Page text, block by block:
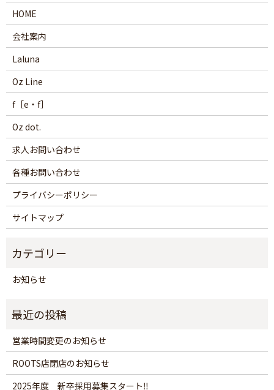
HOME
会社案内
Laluna
Oz Line
f［e・f］
Oz dot.
求人お問い合わせ
各種お問い合わせ
プライバシーポリシー
サイトマップ
お知らせ
営業時間変更のお知らせ
ROOTS店閉店のお知らせ
2025年度 新卒採用募集スタート‼